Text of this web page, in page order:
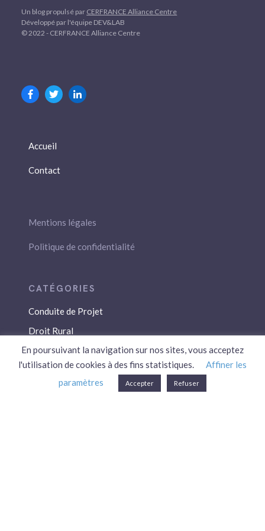
Un blog propulsé par CERFRANCE Alliance Centre
Développé par l'équipe DEV&LAB
© 2022 - CERFRANCE Alliance Centre
Accueil
Contact
Mentions légales
Politique de confidentialité
Conduite de Projet
Droit Rural
Droit Social
Économie / Gestion
Environnement
En poursuivant la navigation sur nos sites, vous acceptez
l'utilisation de cookies à des fins statistiques.
Affiner les
paramètres
Accepter Refuser